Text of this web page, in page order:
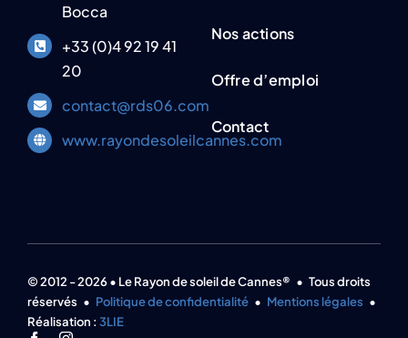
Bocca
+33 (0)4 92 19 41
20
contact@rds06.com
www.rayondesoleilcannes.com
Nos actions
Offre d’emploi
Contact
© 2012 - 2026 • Le Rayon de soleil de Cannes® • Tous droits
réservés • Politique de confidentialité• Mentions légales •
Réalisation : 3LIE